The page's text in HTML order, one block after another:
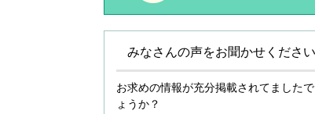
みなさんの声をお聞かせください
お求めの情報が充分掲載されてましたで
ょうか？